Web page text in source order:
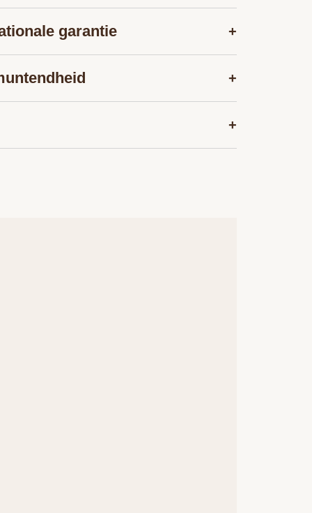
garantie +
+
+